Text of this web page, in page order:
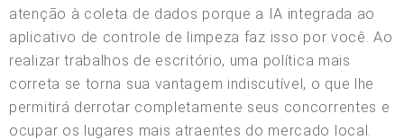
atenção à coleta de dados porque a IA integrada ao
aplicativo de controle de limpeza faz isso por você. Ao
realizar trabalhos de escritório, uma política mais
correta se torna sua vantagem indiscutível, o que lhe
permitirá derrotar completamente seus concorrentes e
ocupar os lugares mais atraentes do mercado local.